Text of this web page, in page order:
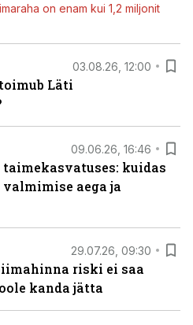
on enam kui 1,2 miljonit
03.08.26, 12:00
Läti
09.06.26, 16:46
kuidas
aega ja
29.07.26, 09:30
riski ei saa
kanda jätta